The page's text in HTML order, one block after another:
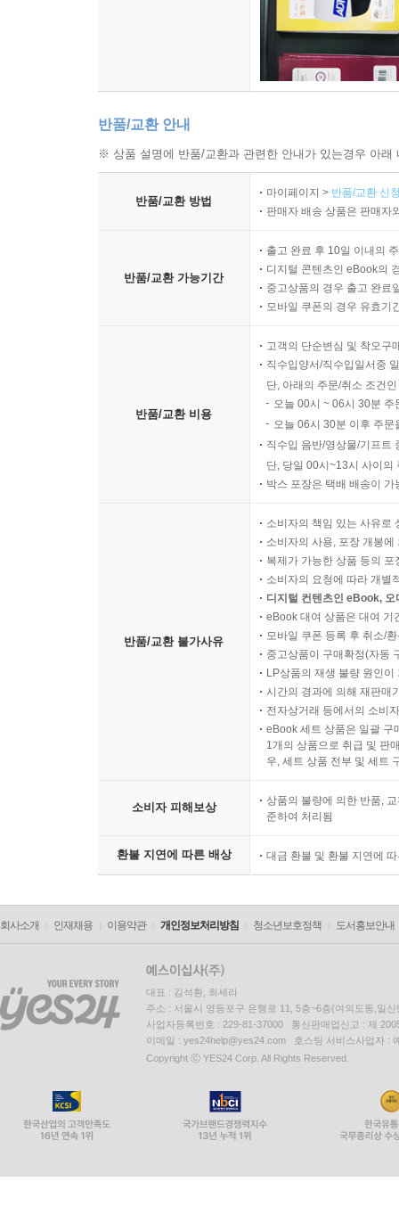
반품/교환 안내
※ 상품 설명에 반품/교환과 관련한 안내가 있는경우 아
반품/교환 방법
마이페이지 > 반품/교환 신
판매자 배송 상품은 판매자
반품/교환 가능기간
출고 완료 후 10일 이내의
디지털 콘텐츠인 eBook의
중고상품의 경우 출고 완료
모바일 쿠폰의 경우 유효기
반품/교환 비용
고객의 단순변심 및 착오구
직수입양서/직수입일서중
단, 아래의 주문/취소 조건
오늘 00시 ~ 06시 30분
오늘 06시 30분 이후 주
직수입 음반/영상물/기프트
단, 당일 00시~13시 사이의
박스 포장은 택배 배송이
반품/교환 불가사유
소비자의 책임 있는 사유로
소비자의 사용, 포장 개봉
복제가 가능한 상품 등의
소비자의 요청에 따라 개별
디지털 컨텐츠인 eBook,
eBook 대여 상품은 대여 기
모바일 쿠폰 등록 후 취소/
중고상품이 구매확정(자동
LP상품의 재생 불량 원인
시간의 경과에 의해 재판매
전자상거래 등에서의 소비
eBook 세트 상품은 일괄 구
1개의 상품으로 취급 및 판
우, 세트 상품 전부 및 세트
소비자 피해보상
상품의 불량에 의한 반품,
준하여 처리됨
환불 지연에 따른 배상 대금 환불 및 환불 지연에
회사소개 인재채용 이용약관 개인정보처리방침 청소년보호정책 도서홍보안내
대표 : 김석환, 최세라
주소 : 서울시 영등포구 은행로 11, 5층~6층(여의도동,일신
사업자등록번호 : 229-81-37000 통신판매업신고 : 제
이메일 : yes24help@yes24.com 호스팅 서비스사업자 :
Copyright ⓒ YES24 Corp. All Rights Reserved.